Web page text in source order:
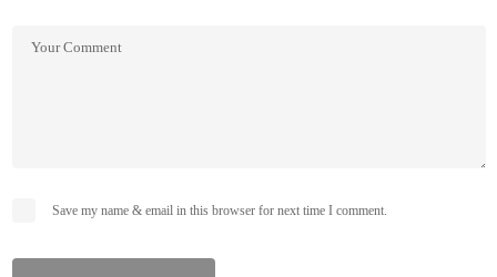
Save my name & email in this browser for next time I comment.